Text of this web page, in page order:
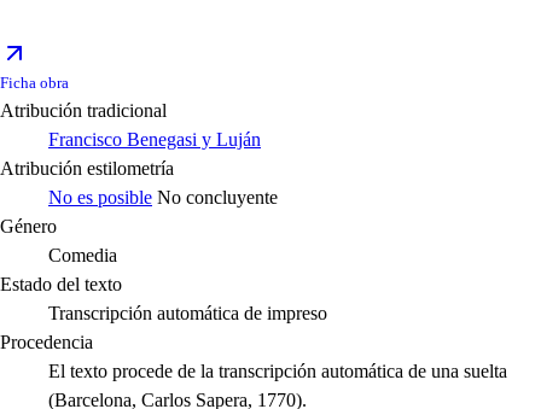
Ficha obra
Atribución tradicional
Francisco Benegasi y Luján
Atribución estilometría
No es posible No concluyente
Género
Comedia
Estado del texto
Transcripción automática de impreso
Procedencia
El texto procede de la transcripción automática de una suelta
(Barcelona, Carlos Sapera, 1770).